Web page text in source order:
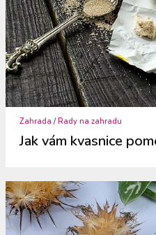
Zahrada / Rady na zahradu
Jak vám kvasnice